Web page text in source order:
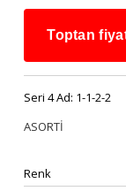
Toptan
Seri 4 Ad: 1-1-2-2
ASORTİ
Renk